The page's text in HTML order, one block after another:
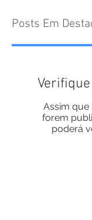
Posts Em
Assim que
forem
poderá